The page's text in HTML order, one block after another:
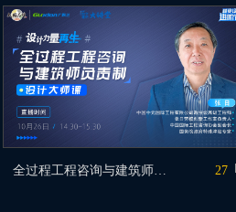
27
全过程工程咨询与建筑师负责制